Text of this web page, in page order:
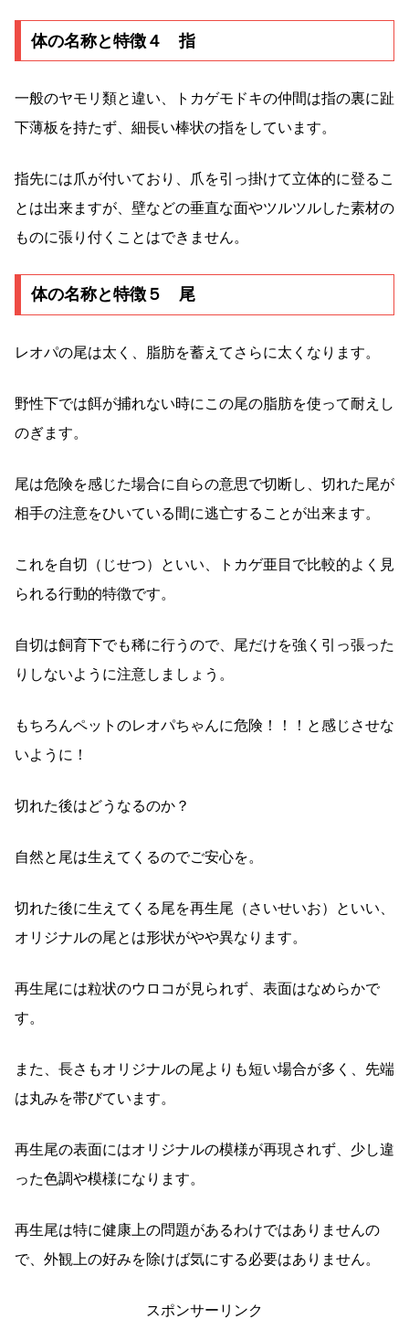
体の名称と特徴４ 指
一般のヤモリ類と違い、トカゲモドキの仲間は指の裏に趾
下薄板を持たず、細長い棒状の指をしています。
指先には爪が付いており、爪を引っ掛けて立体的に登るこ
とは出来ますが、壁などの垂直な面やツルツルした素材の
ものに張り付くことはできません。
体の名称と特徴５ 尾
レオパの尾は太く、脂肪を蓄えてさらに太くなります。
野性下では餌が捕れない時にこの尾の脂肪を使って耐えし
のぎます。
尾は危険を感じた場合に自らの意思で切断し、切れた尾が
相手の注意をひいている間に逃亡することが出来ます。
これを自切（じせつ）といい、トカゲ亜目で比較的よく見
られる行動的特徴です。
自切は飼育下でも稀に行うので、尾だけを強く引っ張った
りしないように注意しましょう。
もちろんペットのレオパちゃんに危険！！！と感じさせな
いように！
切れた後はどうなるのか？
自然と尾は生えてくるのでご安心を。
切れた後に生えてくる尾を再生尾（さいせいお）といい、
オリジナルの尾とは形状がやや異なります。
再生尾には粒状のウロコが見られず、表面はなめらかで
す。
また、長さもオリジナルの尾よりも短い場合が多く、先端
は丸みを帯びています。
再生尾の表面にはオリジナルの模様が再現されず、少し違
った色調や模様になります。
再生尾は特に健康上の問題があるわけではありませんの
で、外観上の好みを除けば気にする必要はありません。
スポンサーリンク